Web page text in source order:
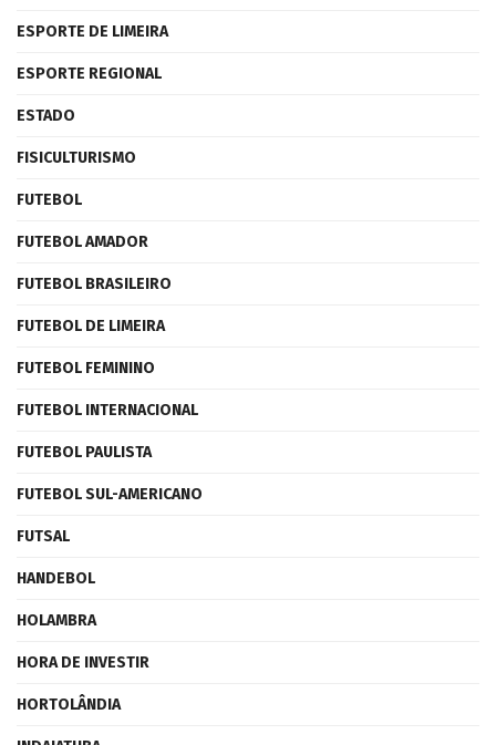
ESPORTE DE LIMEIRA
ESPORTE REGIONAL
ESTADO
FISICULTURISMO
FUTEBOL
FUTEBOL AMADOR
FUTEBOL BRASILEIRO
FUTEBOL DE LIMEIRA
FUTEBOL FEMININO
FUTEBOL INTERNACIONAL
FUTEBOL PAULISTA
FUTEBOL SUL-AMERICANO
FUTSAL
HANDEBOL
HOLAMBRA
HORA DE INVESTIR
HORTOLÂNDIA